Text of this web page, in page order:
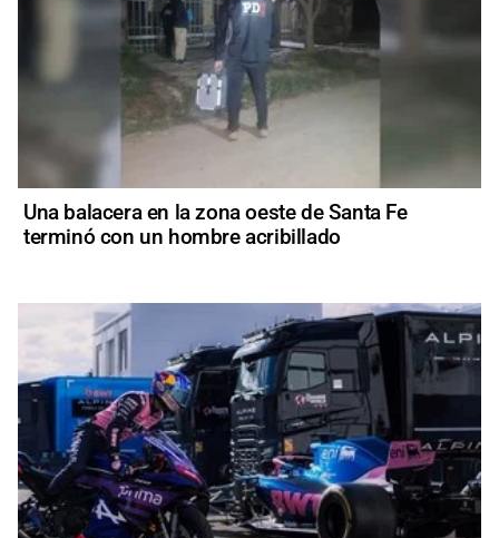
Una balacera en la zona oeste de Santa Fe
terminó con un hombre acribillado